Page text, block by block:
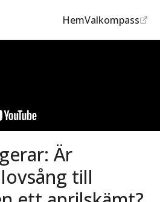
HemValkompass
Är
till